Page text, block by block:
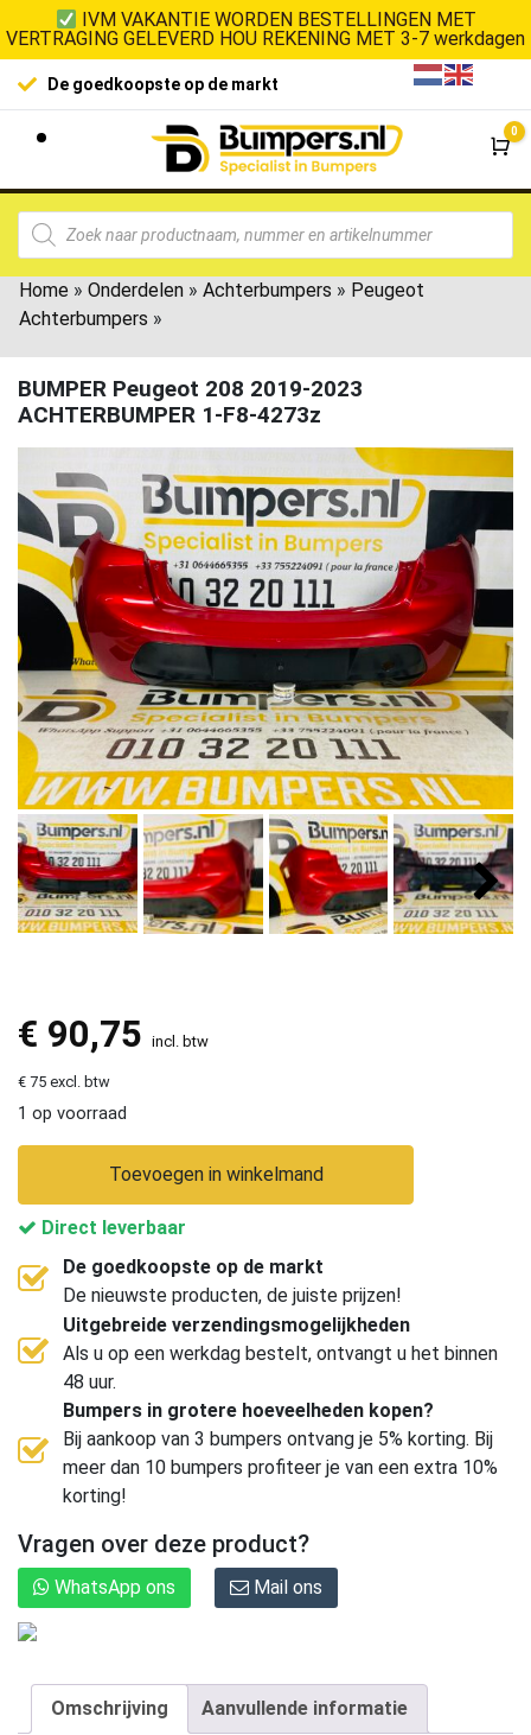
IVM VAKANTIE WORDEN BESTELLINGEN MET
VERTRAGING GELEVERD HOU REKENING MET 3-7 werkdagen
De goedkoopste op de markt
0
Home » Onderdelen » Achterbumpers » Peugeot
Achterbumpers »
BUMPER Peugeot 208 2019-2023
ACHTERBUMPER 1-F8-4273z
€ 90,75 incl. btw
€ 75 excl. btw
1 op voorraad
Toevoegen in winkelmand
Direct leverbaar
De goedkoopste op de markt
De nieuwste producten, de juiste prijzen!
Uitgebreide verzendingsmogelijkheden
Als u op een werkdag bestelt, ontvangt u het binnen
48 uur.
Bumpers in grotere hoeveelheden kopen?
Bij aankoop van 3 bumpers ontvang je 5% korting. Bij
meer dan 10 bumpers profiteer je van een extra 10%
korting!
Vragen over deze product?
WhatsApp ons Mail ons
Omschrijving Aanvullende informatie